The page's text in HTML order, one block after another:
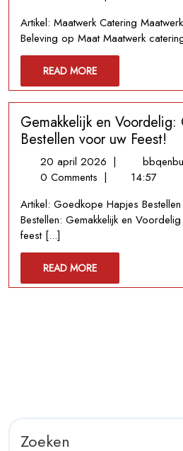
Artikel: Maatwerk Catering
Beleving op Maat Maatwerk
READ MOREREAD
MORE
Gemakkelijk en
Bestellen voor uw Feest!
20 april 2026 20|
0 Comments |
14:57
Artikel: Goedkope Hapjes
Bestellen: Gemakkelijk en
feest [...]
READ MOREREAD
MORE
Zoeken